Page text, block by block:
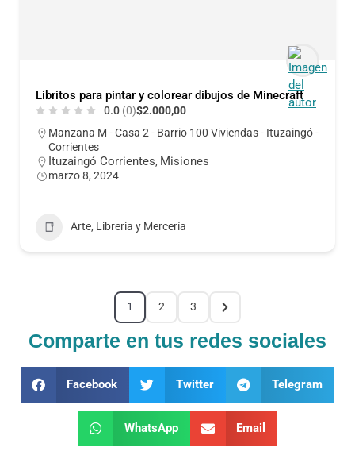
Libritos para pintar y colorear dibujos de Minecraft
0.0 (0)$2.000,00
Manzana M - Casa 2 - Barrio 100 Viviendas - Ituzaingó -
Corrientes
Ituzaingó Corrientes, Misiones
marzo 8, 2024
Arte, Libreria y Mercería
1 2 3
Comparte en tus redes sociales
Facebook Twitter Telegram
WhatsApp Email